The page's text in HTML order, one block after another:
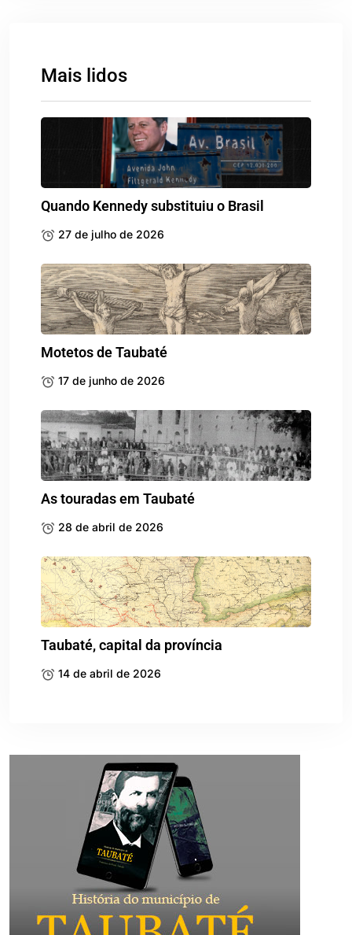
Mais lidos
Quando Kennedy substituiu o Brasil
27 de julho de 2026
Motetos de Taubaté
17 de junho de 2026
As touradas em Taubaté
28 de abril de 2026
Taubaté, capital da província
14 de abril de 2026